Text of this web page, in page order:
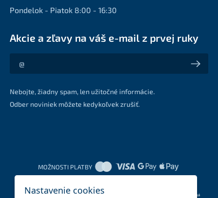
Pondelok - Piatok 8:00 - 16:30
Akcie a zľavy na váš e-mail z prvej ruky
Akcie a zľavy na váš e-mail z prvej ruky
Nebojte, žiadny spam, len užitočné informácie.
Odber noviniek môžete kedykoľvek zrušiť.
MOŽNOSTI PLATBY
Nastavenie cookies